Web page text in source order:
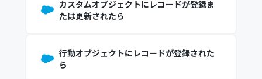
カスタムオブジェクトにレコードが登録ま
たは更新されたら
行動オブジェクトにレコードが登録された
ら